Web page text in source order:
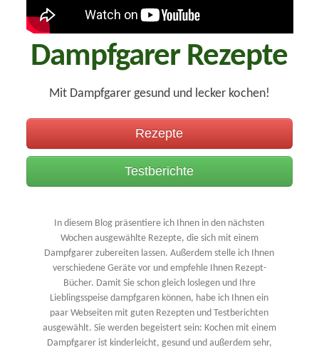
Dampfgarer Rezepte
Mit Dampfgarer gesund und lecker kochen!
Rezepte
Testberichte
In diesem Blog präsentiere ich Ihnen in den nächsten
Wochen ausgewählte Rezepte, die sich mit einem
Dampfgarer zubereiten lassen. Außerdem stelle ich Ihnen
verschiedene Geräte vor und empfehle Ihnen Rezept-
Bücher. Damit Sie schon gleich loslegen und Ihre
Lieblingsspeise dampfgaren können, habe ich Ihnen ein
paar Webseiten mit guten Rezepten und Testberichten
ausgewählt. Sie werden begeistert sein: Kochen mit einem
Dampfgarer ist kinderleicht, gesund und außerdem sehr,